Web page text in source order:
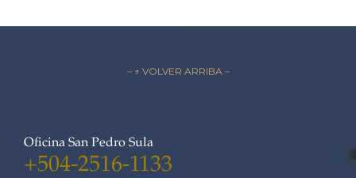
– ↑ VOLVER ARRIBA –
Oficina San Pedro Sula
+504-2516-1133